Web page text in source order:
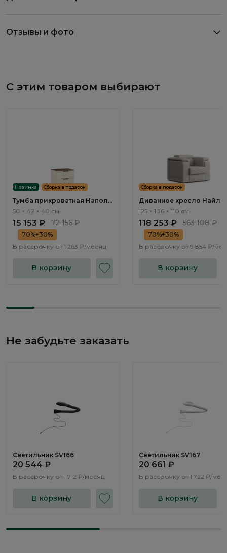
Отзывы и фото
С этим товаром выбирают
Новинка Сборка в подарок
Тумба прикроватная Наполи
/ Napoli NP001.4
50 × 42 × 40 см
15 153 ₽ 72 156 ₽
70%+30%
В рассрочку от 1 263 ₽/месяц
В корзину
Сборка в подарок
Диванное кресло Найл /
ММ112.93 с реклайнером
125 × 106 × 110 см
118 253 ₽ 563 108 ₽
70%+30%
В рассрочку от 9 854 ₽/
В корзину
Не забудьте заказать
Светильник SV166
20 544 ₽
В рассрочку от 1 712 ₽/месяц
В корзину
Светильник SV167
20 661 ₽
В рассрочку от 1 722 ₽/
В корзину